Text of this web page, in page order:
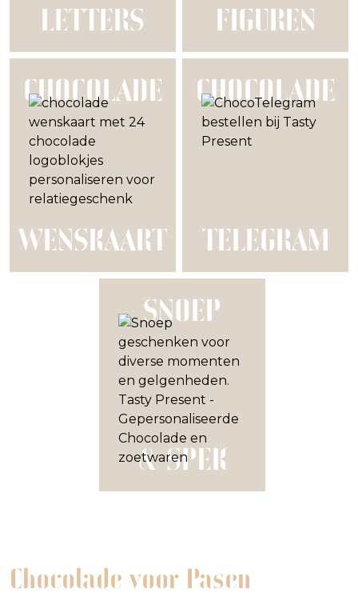
LETTERS
FIGUREN
CHOCOLADE
WENSKAART
CHOCOLADE
TELEGRAM
SNOEP
& SPEK
Chocolade voor Pasen